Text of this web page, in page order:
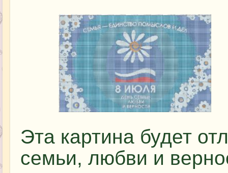
Эта картина будет
семьи, любви и